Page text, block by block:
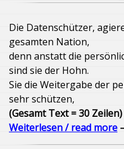
Die Datenschützer,
gesamten Nation,
denn anstatt die
sind sie der Hohn.
Sie die Weitergabe der
sehr schützen,
(Gesamt Text = 30 Zeilen)
Weiterlesen / read more